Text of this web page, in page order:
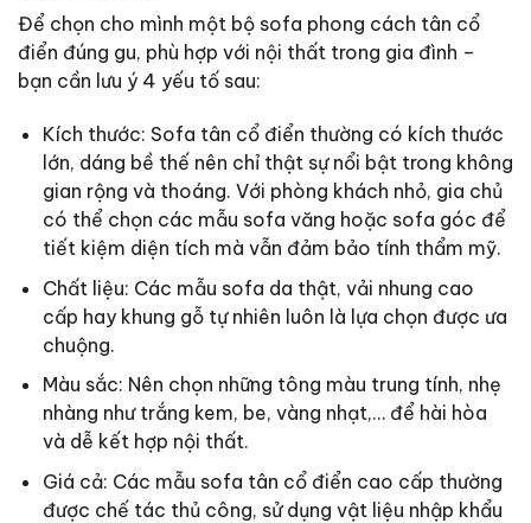
Để chọn cho mình một bộ sofa phong cách tân cổ
điển đúng gu, phù hợp với nội thất trong gia đình –
bạn cần lưu ý 4 yếu tố sau:
Kích thước: Sofa tân cổ điển thường có kích thước
lớn, dáng bề thế nên chỉ thật sự nổi bật trong không
gian rộng và thoáng. Với phòng khách nhỏ, gia chủ
có thể chọn các mẫu sofa văng hoặc sofa góc để
tiết kiệm diện tích mà vẫn đảm bảo tính thẩm mỹ.
Chất liệu: Các mẫu sofa da thật, vải nhung cao
cấp hay khung gỗ tự nhiên luôn là lựa chọn được ưa
chuộng.
Màu sắc: Nên chọn những tông màu trung tính, nhẹ
nhàng như trắng kem, be, vàng nhạt,… để hài hòa
và dễ kết hợp nội thất.
Giá cả: Các mẫu sofa tân cổ điển cao cấp thường
được chế tác thủ công, sử dụng vật liệu nhập khẩu